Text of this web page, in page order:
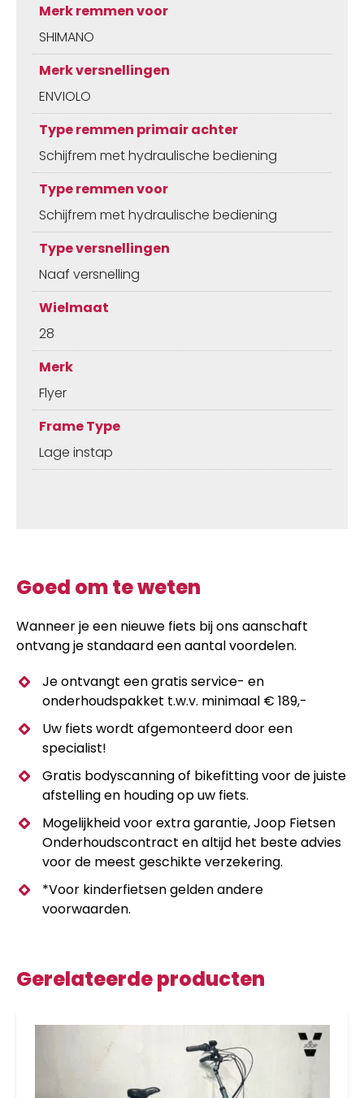
Merk remmen voor
SHIMANO
Merk versnellingen
ENVIOLO
Type remmen primair achter
Schijfrem met hydraulische bediening
Type remmen voor
Schijfrem met hydraulische bediening
Type versnellingen
Naaf versnelling
Wielmaat
28
Merk
Flyer
Frame Type
Lage instap
Goed om te weten
Wanneer je een nieuwe fiets bij ons aanschaft
ontvang je standaard een aantal voordelen.
Je ontvangt een gratis service- en
onderhoudspakket t.w.v. minimaal € 189,-
Uw fiets wordt afgemonteerd door een
specialist!
Gratis bodyscanning of bikefitting voor de juiste
afstelling en houding op uw fiets.
Mogelijkheid voor extra garantie, Joop Fietsen
Onderhoudscontract en altijd het beste advies
voor de meest geschikte verzekering.
*Voor kinderfietsen gelden andere
voorwaarden.
Gerelateerde producten